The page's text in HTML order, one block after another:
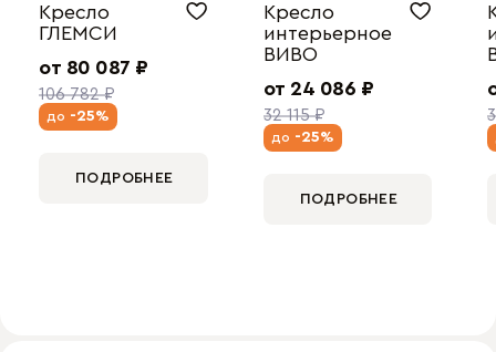
Кресло
ГЛЕМСИ
от 80 087 ₽
106 782 ₽
до -25%
ПОДРОБНЕЕ
Кресло
интерьерное
ВИВО
от 24 086 ₽
32 115 ₽
до -25%
ПОДРОБНЕЕ